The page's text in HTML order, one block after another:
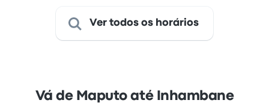
Ver todos os horários
Vá de Maputo até Inhambane